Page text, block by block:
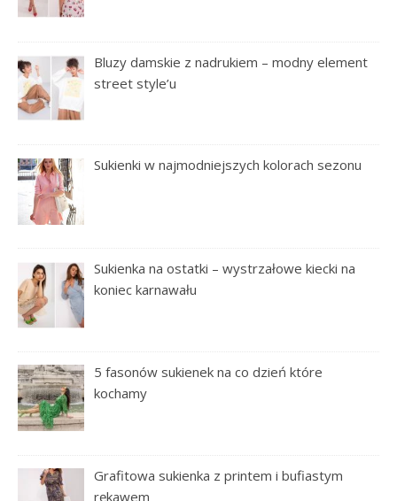
Bluzy damskie z nadrukiem – modny element
street style’u
Sukienki w najmodniejszych kolorach sezonu
Sukienka na ostatki – wystrzałowe kiecki na
koniec karnawału
5 fasonów sukienek na co dzień które
kochamy
Grafitowa sukienka z printem i bufiastym
rękawem